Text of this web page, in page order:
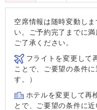
空席情報は随時変動し
い。ご予約完了までに
ご了承ください。
フライトを変更して
ことで、ご要望の条件
す。）
ホテルを変更して再
とで、ご要望の条件に